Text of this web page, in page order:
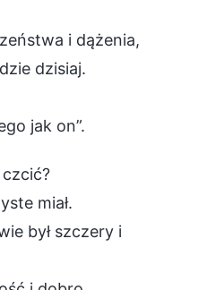
i dążenia,
dzisiaj.
jak on”.
czcić?
miał.
był szczery i